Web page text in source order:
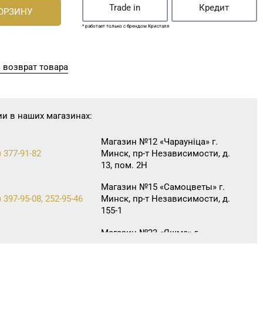
Trade in Кредит
* работает только с брендом Кристалл
товара
в наших магазинах:
377-91-82
Магазин №12 «Чараунiца» г.
Минск, пр-т Независимости, д.
13, пом. 2Н
95-08, 252-95-46
Магазин №15 «Самоцветы» г.
Минск, пр-т Независимости, д.
155-1
Магазин №23 «Яшма» г.